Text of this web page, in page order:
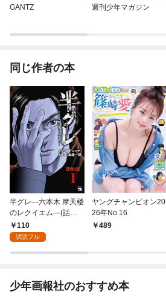
GANTZ 週刊少年マガジン
同じ作者の本
半グレ―六本木 摩天楼
のレクイエム―(話売
り) #1
110
試読フル
ヤングチャンピオン20
26年No.16
489
少年画報社のおすすめ本